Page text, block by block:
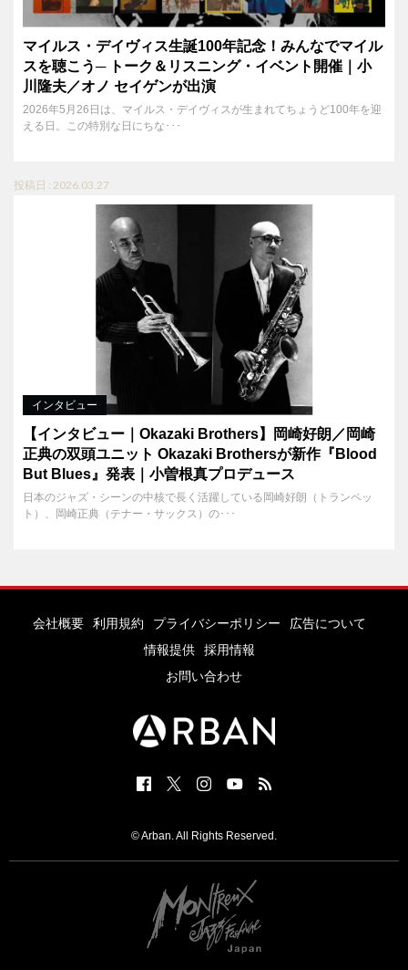
マイルス・デイヴィス生誕100年記念！みんなでマイル
スを聴こう─ トーク＆リスニング・イベント開催｜小
川隆夫／オノ セイゲンが出演
2026年5月26日は、マイルス・デイヴィスが生まれてちょうど100年を迎
える日。この特別な日にちな･･･
投稿日 : 2026.03.27
インタビュー
【インタビュー｜Okazaki Brothers】岡崎好朗／岡崎
正典の双頭ユニット Okazaki Brothersが新作『Blood
But Blues』発表｜小曽根真プロデュース
日本のジャズ・シーンの中核で長く活躍している岡崎好朗（トランペッ
ト）、岡崎正典（テナー・サックス）の･･･
会社概要 利用規約 プライバシーポリシー
広告について
情報提供
採用情報
お問い合わせ
© Arban. All Rights Reserved.